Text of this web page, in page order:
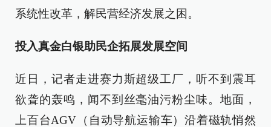
系统性改革，解民营经济发展之困。
投入真金白银助民企拓展发展空间
近日，记者走进赛力斯超级工厂，听不到震耳
欲聋的轰鸣，闻不到丝毫油污粉尘味。地面，
上百台AGV（自动导航运输车）沿着磁轨悄然